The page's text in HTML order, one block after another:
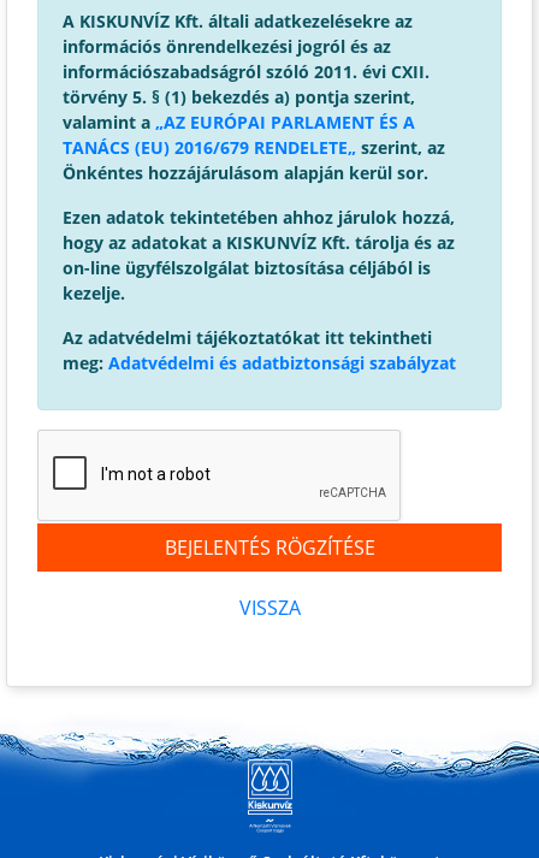
A KISKUNVÍZ Kft. általi adatkezelésekre az
információs önrendelkezési jogról és az
információszabadságról szóló 2011. évi CXII.
törvény 5. § (1) bekezdés a) pontja szerint,
valamint a „AZ EURÓPAI PARLAMENT ÉS A
TANÁCS (EU) 2016/679 RENDELETE„ szerint, az
Önkéntes hozzájárulásom alapján kerül sor.
Ezen adatok tekintetében ahhoz járulok hozzá,
hogy az adatokat a KISKUNVÍZ Kft. tárolja és az
on-line ügyfélszolgálat biztosítása céljából is
kezelje.
Az adatvédelmi tájékoztatókat itt tekintheti
meg: Adatvédelmi és adatbiztonsági szabályzat
VISSZA
BEJELENTÉS RÖGZÍTÉSE